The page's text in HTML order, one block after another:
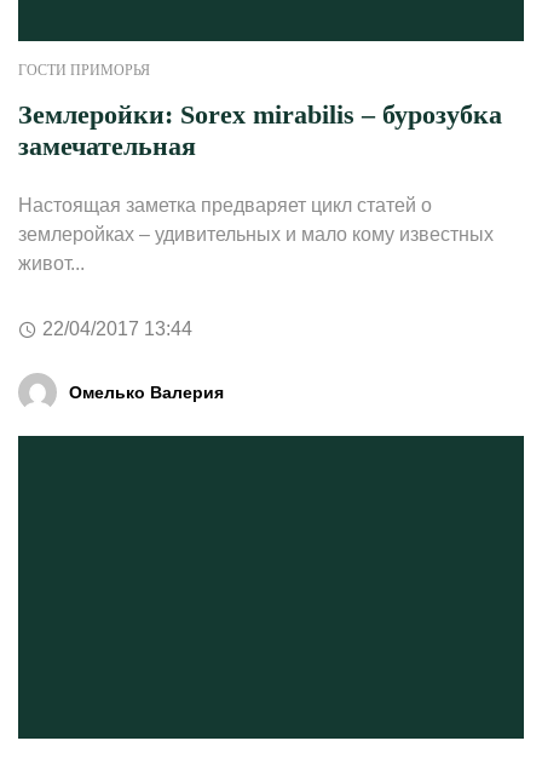
ГОСТИ ПРИМОРЬЯ
Землеройки: Sorex mirabilis – бурозубка
замечательная
Настоящая заметка предваряет цикл статей о
землеройках – удивительных и мало кому известных
живот...
22/04/2017 13:44
Омелько Валерия